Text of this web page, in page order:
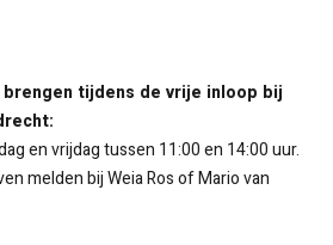
tijdens de vrije inloop bij
en vrijdag tussen 11:00 en 14:00 uur.
melden bij Weia Ros of Mario van